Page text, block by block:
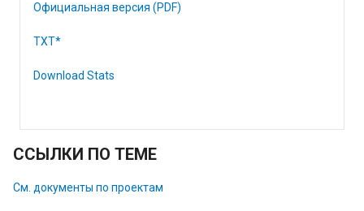
Официальная версия (PDF)
TXT*
Download Stats
ССЫЛКИ ПО ТЕМЕ
См. документы по проектам